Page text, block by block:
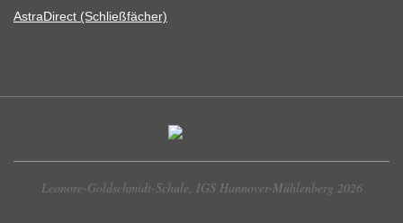
Astra­Di­rect (Schließ­fä­cher)
Leonore-Goldschmidt-Schule, IGS Hannover-Mühlenberg 2026